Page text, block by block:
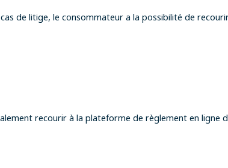
de litige, le consommateur a la possibilité de
recourir à la plateforme de règlement en ligne